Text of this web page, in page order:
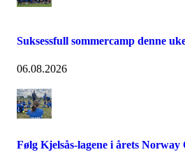
Suksessfull sommercamp denne
06.08.2026
Følg Kjelsås-lagene i årets Norway